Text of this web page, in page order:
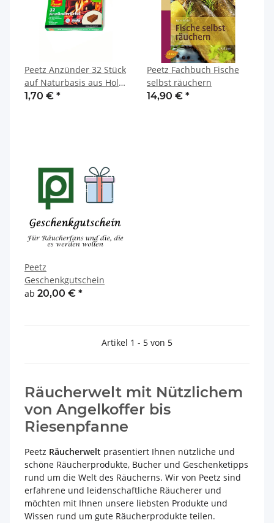
Peetz Anzünder 32 Stück
auf Naturbasis aus Holz
und Wachs
1,70 € *
Peetz Fachbuch Fische
selbst räuchern
14,90 € *
Peetz
Geschenkgutschein
ab 20,00 € *
Artikel 1 - 5 von 5
Räucherwelt mit Nützlichem
von Angelkoffer bis
Riesenpfanne
Peetz Räucherwelt präsentiert Ihnen nützliche und
schöne Räucherprodukte, Bücher und Geschenketipps
rund um die Welt des Räucherns. Wir von Peetz sind
erfahrene und leidenschaftliche Räucherer und
möchten mit Ihnen unsere liebsten Produkte und
Wissen rund um gute Räucherprodukte teilen.